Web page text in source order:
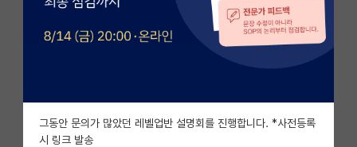
전체글보기
베스트 게시판
자유 게시판(아무개랩)
미국 유학 게시판
그동안 문의가 많았던 레벨업반 설명회를 진행합니다. *사전등록
시 링크 발송